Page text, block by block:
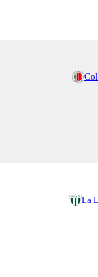
La